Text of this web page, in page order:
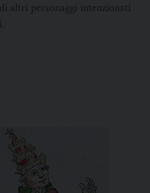
altri personaggi intenzionati